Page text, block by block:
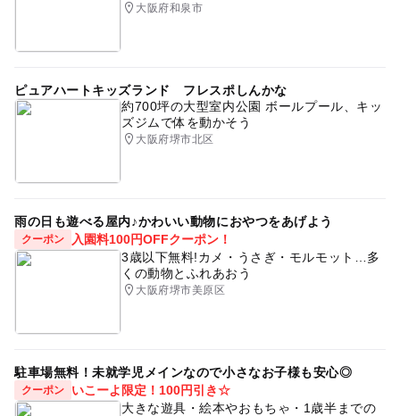
大阪府和泉市
ピュアハートキッズランド フレスポしんかな
約700坪の大型室内公園 ボールプール、キッ
ズジムで体を動かそう
大阪府堺市北区
雨の日も遊べる屋内♪かわいい動物におやつをあげよう
クーポン
入園料100円OFFクーポン！
3歳以下無料!カメ・うさぎ・モルモット…多
くの動物とふれあおう
大阪府堺市美原区
駐車場無料！未就学児メインなので小さなお子様も安心◎
クーポン
いこーよ限定！100円引き☆
大きな遊具・絵本やおもちゃ・1歳半までの